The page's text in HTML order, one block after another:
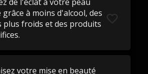
à moins d'alcool, des
plus froids et des produits
votre mise en beauté